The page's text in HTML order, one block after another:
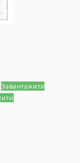
Завантажити